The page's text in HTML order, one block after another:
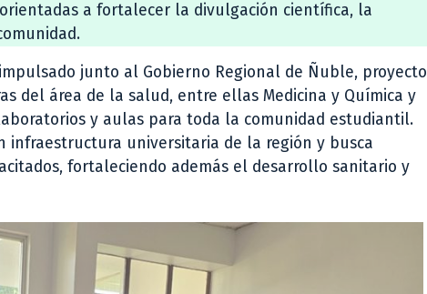
a fortalecer la divulgación científica, la
junto al Gobierno Regional de Ñuble, proyecto
del área de la salud, entre ellas Medicina y Química y
y aulas para toda la comunidad estudiantil.
infraestructura universitaria de la región y busca
fortaleciendo además el desarrollo sanitario y